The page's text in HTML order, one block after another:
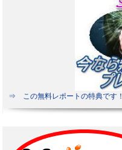
⇒ この無料レポートの特典です！